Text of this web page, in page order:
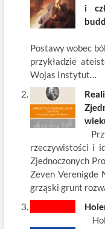
b
o
o
k
er
i
Postawy wobec
przykładzie
Wojas Instytut…
rzeczywistości i
Zjednoczonych
Zeven Verenigde
grząski grunt